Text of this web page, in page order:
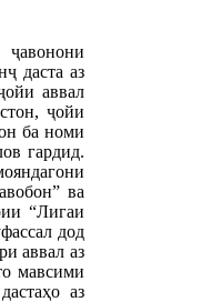
даста аз
аввал
ҷойи
ба номи
гардид.
ва
“Лигаи
дод
аввал аз
мавсими
аз